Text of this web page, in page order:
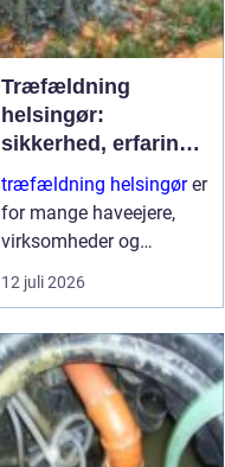
Træfældning
helsingør:
sikkerhed, erfaring
og gode løsninger i
nordsjælland
træfældning helsingører
for mange haveejere,
virksomheder og
grundejerforeninger et
nødvendigt skridt for at
sikre og pæne. Når et
træ bliver for højt, sygt
e...
12 juli 2026